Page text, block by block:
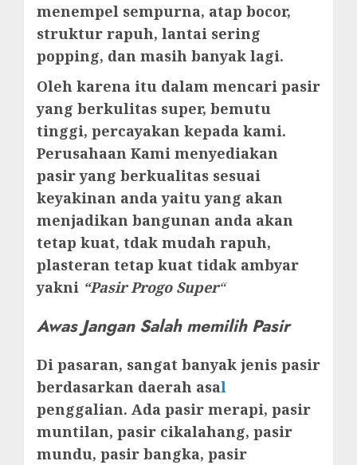
menempel sempurna, atap bocor,
struktur rapuh, lantai sering
popping, dan masih banyak lagi.
Oleh karena itu dalam mencari pasir
yang berkulitas super, bemutu
tinggi, percayakan kepada kami.
Perusahaan Kami menyediakan
pasir yang berkualitas sesuai
keyakinan anda yaitu yang akan
menjadikan bangunan anda akan
tetap kuat, tdak mudah rapuh,
plasteran tetap kuat tidak ambyar
yakni “Pasir Progo Super“
Awas Jangan Salah memilih Pasir
Di pasaran, sangat banyak jenis pasir
berdasarkan daerah asal
penggalian. Ada pasir merapi, pasir
muntilan, pasir cikalahang, pasir
mundu, pasir bangka, pasir